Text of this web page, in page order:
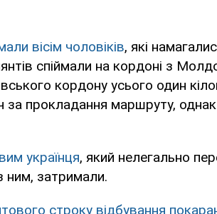
вісім чоловіків, які
спіймали на кордоні з
кордону усього один
за прокладання маршруту, однак
українця, який нелегально
ним, затримали.
строку відбування